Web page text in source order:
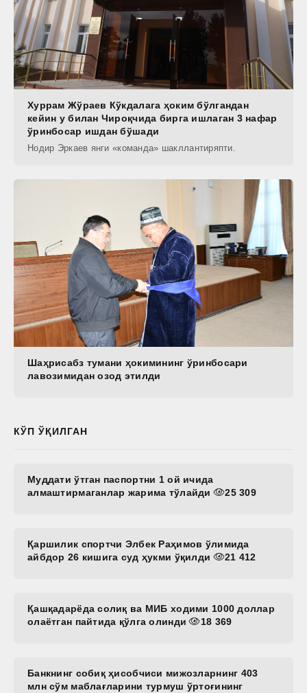
Хуррам Жўраев Кўкдалага ҳоким бўлгандан
кейин у билан Чироқчида бирга ишлаган 3 нафар
ўринбосар ишдан бўшади
Нодир Эркаев янги «команда» шакллантиряпти.
Шаҳрисабз тумани ҳокимининг ўринбосари
лавозимидан озод этилди
КЎП ЎҚИЛГАН
Муддати ўтган паспортни 1 ой ичида
алмаштирмаганлар жарима тўлайди
25 309
Қаршилик спортчи Элбек Раҳимов ўлимида
айбдор 26 кишига суд ҳукми ўқилди
21 412
Қашқадарёда солиқ ва МИБ ходими 1000 доллар
олаётган пайтида қўлга олинди
18 369
Банкнинг собиқ ҳисобчиси мижозларнинг 403
млн сўм маблағларини турмуш ўртоғининг